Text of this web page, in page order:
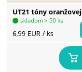
UT21 tóny oranžovej
6,99 EUR / ks
skladom > 50 ks